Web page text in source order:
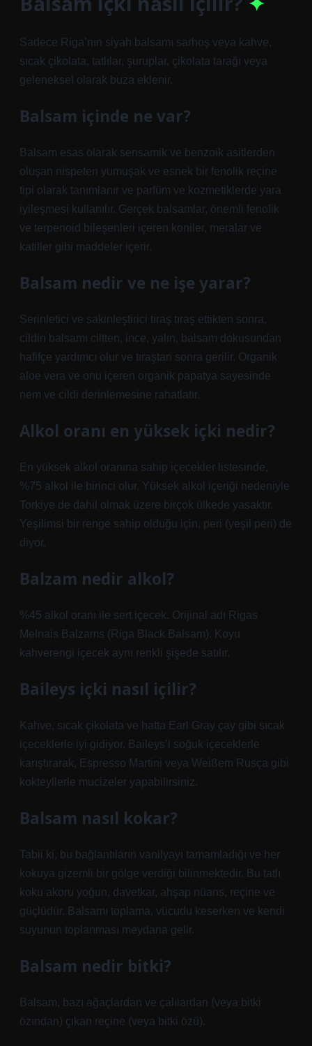
Sadece Riga’nın siyah balsamı sarhoş veya kahve,
sıcak çikolata, tatlılar, şuruplar, çikolata tarağı veya
geleneksel olarak buza eklenir.
Balsam içinde ne var?
Balsam esas olarak sensamik ve benzoik asitlerden
oluşan nispeten yumuşak ve esnek bir fenolik reçine
tipi olarak tanımlanır ve parfüm ve kozmetiklerde yara
iyileşmesi kullanılır. Gerçek balsamlar, önemli fenolik
ve terpenoid bileşenleri içeren koniler, meralar ve
katiller gibi maddeler içerir.
Balsam nedir ve ne işe yarar?
Serinletici ve sakinleştirici tıraş tıraş ettikten sonra,
cildin balsamı ciltten, ince, yalın, balsam dokusundan
hafifçe yardımcı olur ve tıraştan sonra gerilir. Organik
aloe vera ve onu içeren organik papatya sayesinde
nem ve cildi derinlemesine rahatlatır.
Alkol oranı en yüksek içki nedir?
En yüksek alkol oranına sahip içecekler listesinde,
%75 alkol ile birinci olur. Yüksek alkol içeriği nedeniyle
Torkiye de dahil olmak üzere birçok ülkede yasaktır.
Yeşilimsi bir renge sahip olduğu için, peri (yeşil peri) de
diyor.
Balzam nedir alkol?
%45 alkol oranı ile sert içecek. Orijinal adı Rigas
Melnais Balzams (Riga Black Balsam). Koyu
kahverengi içecek aynı renkli şişede satılır.
Baileys içki nasıl içilir?
Kahve, sıcak çikolata ve hatta Earl Gray çay gibi sıcak
içeceklerle iyi gidiyor. Baileys’i soğuk içeceklerle
karıştırarak, Espresso Martini veya Weißem Rusça gibi
kokteyllerle mucizeler yapabilirsiniz.
Balsam nasıl kokar?
Tabii ki, bu bağlantıların vanilyayı tamamladığı ve her
kokuya gizemli bir gölge verdiği bilinmektedir. Bu tatlı
koku akoru yoğun, davetkar, ahşap nüans, reçine ve
güçlüdür. Balsamı toplama, vücudu keserken ve kendi
suyunun toplanması meydana gelir.
Balsam nedir bitki?
Balsam, bazı ağaçlardan ve çalılardan (veya bitki
özından) çıkan reçine (veya bitki özü).